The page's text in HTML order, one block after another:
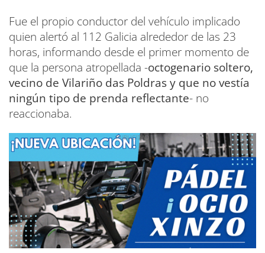
Fue el propio conductor del vehículo implicado
quien alertó al 112 Galicia alrededor de las 23
horas, informando desde el primer momento de
que la persona atropellada -octogenario soltero,
vecino de Vilariño das Poldras y que no vestía
ningún tipo de prenda reflectante- no
reaccionaba.